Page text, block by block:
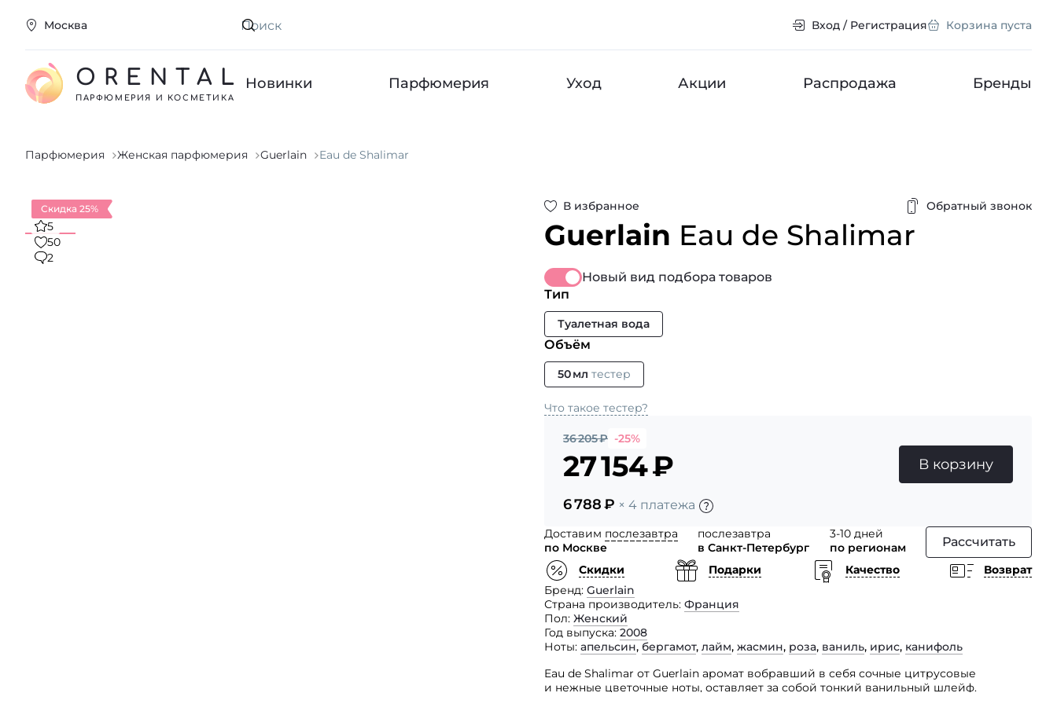
Москва Искать Вход / Регистрация Корзина пуста
ORENTAL
ПАРФЮМЕРИЯ И КОСМЕТИКА
Новинки Парфюмерия Уход Акции Распродажа Бренды
Парфюмерия Женская парфюмерия Guerlain Eau de Shalimar
В избранное Обратный звонок
Guerlain Eau de Shalimar
Скидка 25%
5
50
2
Новый вид подбора товаров
Тип
Туалетная вода
Объём
50 мл тестер
Что такое тестер?
36 205₽ -25%
27 154₽
6 788₽ × 4 платежа
В корзину
Доставим послезавтра
по Москве
послезавтра
в Санкт-Петербург
3-10 дней
по регионам
Рассчитать
Скидки Подарки Качество
Возврат
Бренд Guerlain
Страна производитель Франция
Пол Женский
Год выпуска 2008
Ноты апельсин, бергамот, лайм, жасмин, роза, ваниль, ирис, канифоль
Eau de Shalimar от Guerlain аромат вобравший в себя сочные цитрусовые
и нежные цветочные ноты, оставляет за собой тонкий ванильный шлейф.